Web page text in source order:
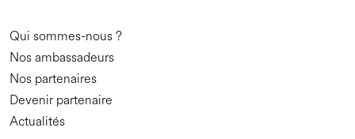
Qui sommes-nous ?
Nos ambassadeurs
Nos partenaires
Devenir partenaire
Actualités